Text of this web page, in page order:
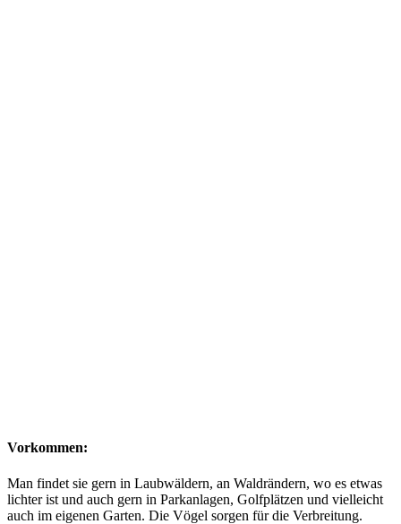
Vorkommen:
Man fin­det sie gern in Laub­wäl­dern, an Wald­rän­dern, wo es etwas
lich­ter ist und auch gern in Park­an­la­gen, Golf­plät­zen und viel­leicht
auch im eige­nen Gar­ten. Die Vögel sor­gen für die Verbreitung.